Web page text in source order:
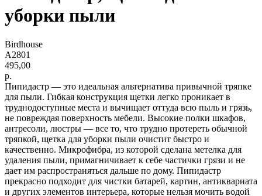
уборки пыли
Birdhouse
A2801
495,00
р.
Пипидастр — это идеальная альтернатива привычной тряпке
для пыли. Гибкая конструкция щетки легко проникает в
труднодоступные места и вычищает оттуда всю пыль и грязь,
не повреждая поверхность мебели. Высокие полки шкафов,
антресоли, люстры — все то, что трудно протереть обычной
тряпкой, щетка для уборки пыли очистит быстро и
качественно. Микрофибра, из которой сделана метелка для
удаления пыли, примагничивает к себе частички грязи и не
дает им распространяться дальше по дому. Пипидастр
прекрасно подходит для чистки батарей, картин, антиквариата
и других элементов интерьера, которые нельзя мочить водой